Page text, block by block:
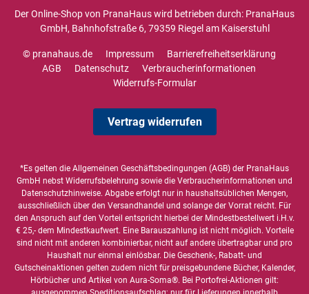
Der Online-Shop von PranaHaus wird betrieben durch: PranaHaus
GmbH, Bahnhofstraße 6, 79359 Riegel am Kaiserstuhl
© pranahaus.de Impressum
Barrierefreiheitserklärung
AGB
Datenschutz
Verbraucherinformationen
Widerrufs-Formular
Vertrag widerrufen
*Es gelten die Allgemeinen Geschäftsbedingungen (AGB) der PranaHaus
GmbH nebst Widerrufsbelehrung sowie die Verbraucherinformationen und
Datenschutzhinweise. Abgabe erfolgt nur in haushaltsüblichen Mengen,
ausschließlich über den Versandhandel und solange der Vorrat reicht. Für
den Anspruch auf den Vorteil entspricht hierbei der Mindestbestellwert i.H.v.
€ 25,- dem Mindestkaufwert. Eine Barauszahlung ist nicht möglich. Vorteile
sind nicht mit anderen kombinierbar, nicht auf andere übertragbar und pro
Haushalt nur einmal einlösbar. Die Geschenk-, Rabatt- und
Gutscheinaktionen gelten zudem nicht für preisgebundene Bücher, Kalender,
Hörbücher und Artikel von Aura-Soma®. Bei Portofrei-Aktionen gilt: